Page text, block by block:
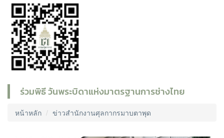
ร่วมพิธี วันพระบิดาแห่งมาตรฐานการช่างไทย
หน้าหลัก ข่าวสำนักงานศุลกากรมาบตาพุด